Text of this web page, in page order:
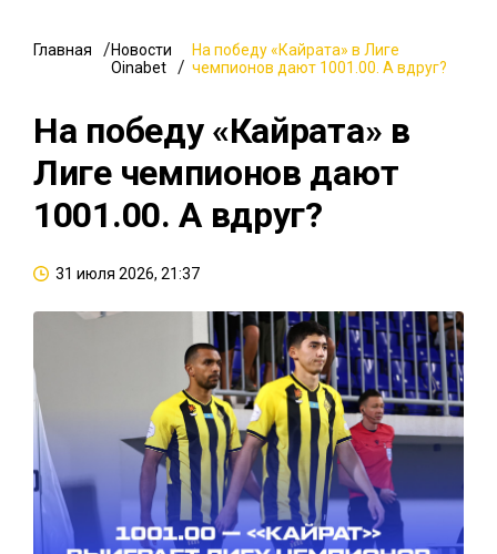
Главная
Новости
Oinabet
На победу «Кайрата» в Лиге
чемпионов дают 1001.00. А вдруг?
На победу «Кайрата» в
Лиге чемпионов дают
1001.00. А вдруг?
31 июля 2026, 21:37